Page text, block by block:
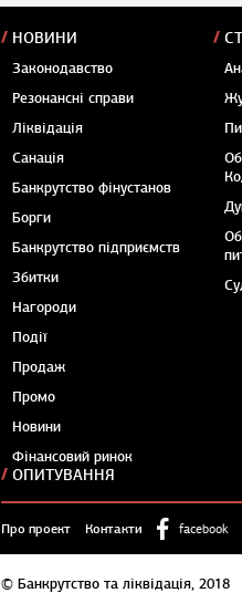
НОВИНИ
Законодавство
Резонансні справи
Ліквідація
Санація
Банкрутство фінустанов
Борги
Банкрутство підприємств
Збитки
Нагороди
Події
Продаж
Промо
Новини
Фінансовий ринок
ОПИТУВАННЯ
Про проект Контакти facebook
© Банкрутство та ліквідація, 2018